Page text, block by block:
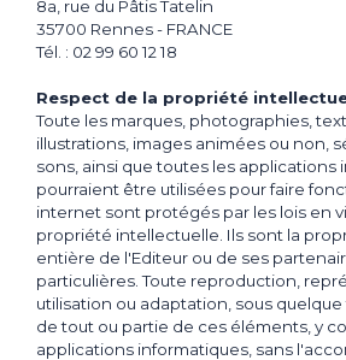
8a, rue du Pâtis Tatelin
35700 Rennes - FRANCE
Tél. : 02 99 60 12 18
Respect de la propriété
Toute les marques, photographies,
illustrations, images animées ou non,
sons, ainsi que toutes les applications
pourraient être utilisées pour faire
internet sont protégés par les lois en
propriété intellectuelle. Ils sont la
entière de l'Editeur ou de ses
particulières. Toute reproduction,
utilisation ou adaptation, sous quelque
de tout ou partie de ces éléments, y
applications informatiques, sans
LAVE-LINGE
SÈCHE-LINGE
DIVERS
GAMME PRO
TABLE DE CUISSON
ASPIRATION
LAVAGE
LAVE-VAISSELLE
LAVE-LINGE
SÈCHE-LINGE
SANITAIRE
SANITAIRE
SOIN DE LA
PERSONNE
RASAGE ET ÉPILATION
SOIN DU CHEVEU
HYGIÈNE DENTAIRE
SOIN DU CORP / CONFORT
PETIT DEJEUNER
UNIVERS DU CAFÉ
BOISSON CHAUDE
JUS DE FRUIT
GRILLE PAIN / TOASTER
RÉCEPTEUR TNT
SUPPORT TV
SON
CINÉMA
HIFI
AUDIO
NOMADE
DIVERS
TÉLÉPHONIE
STATION MÉTÉO
CHAUFFAGE
TRAITEMENT DE
L'AIR
VENTILATION
CLIMATISEUR
DÉSHUMIDIFICATEUR
PURIFICATEUR D'AIR
0
MA
SÉLECTION
HISTORIQUE
ODR
AFFAIRES À
SAISIR
ESPACE PRO